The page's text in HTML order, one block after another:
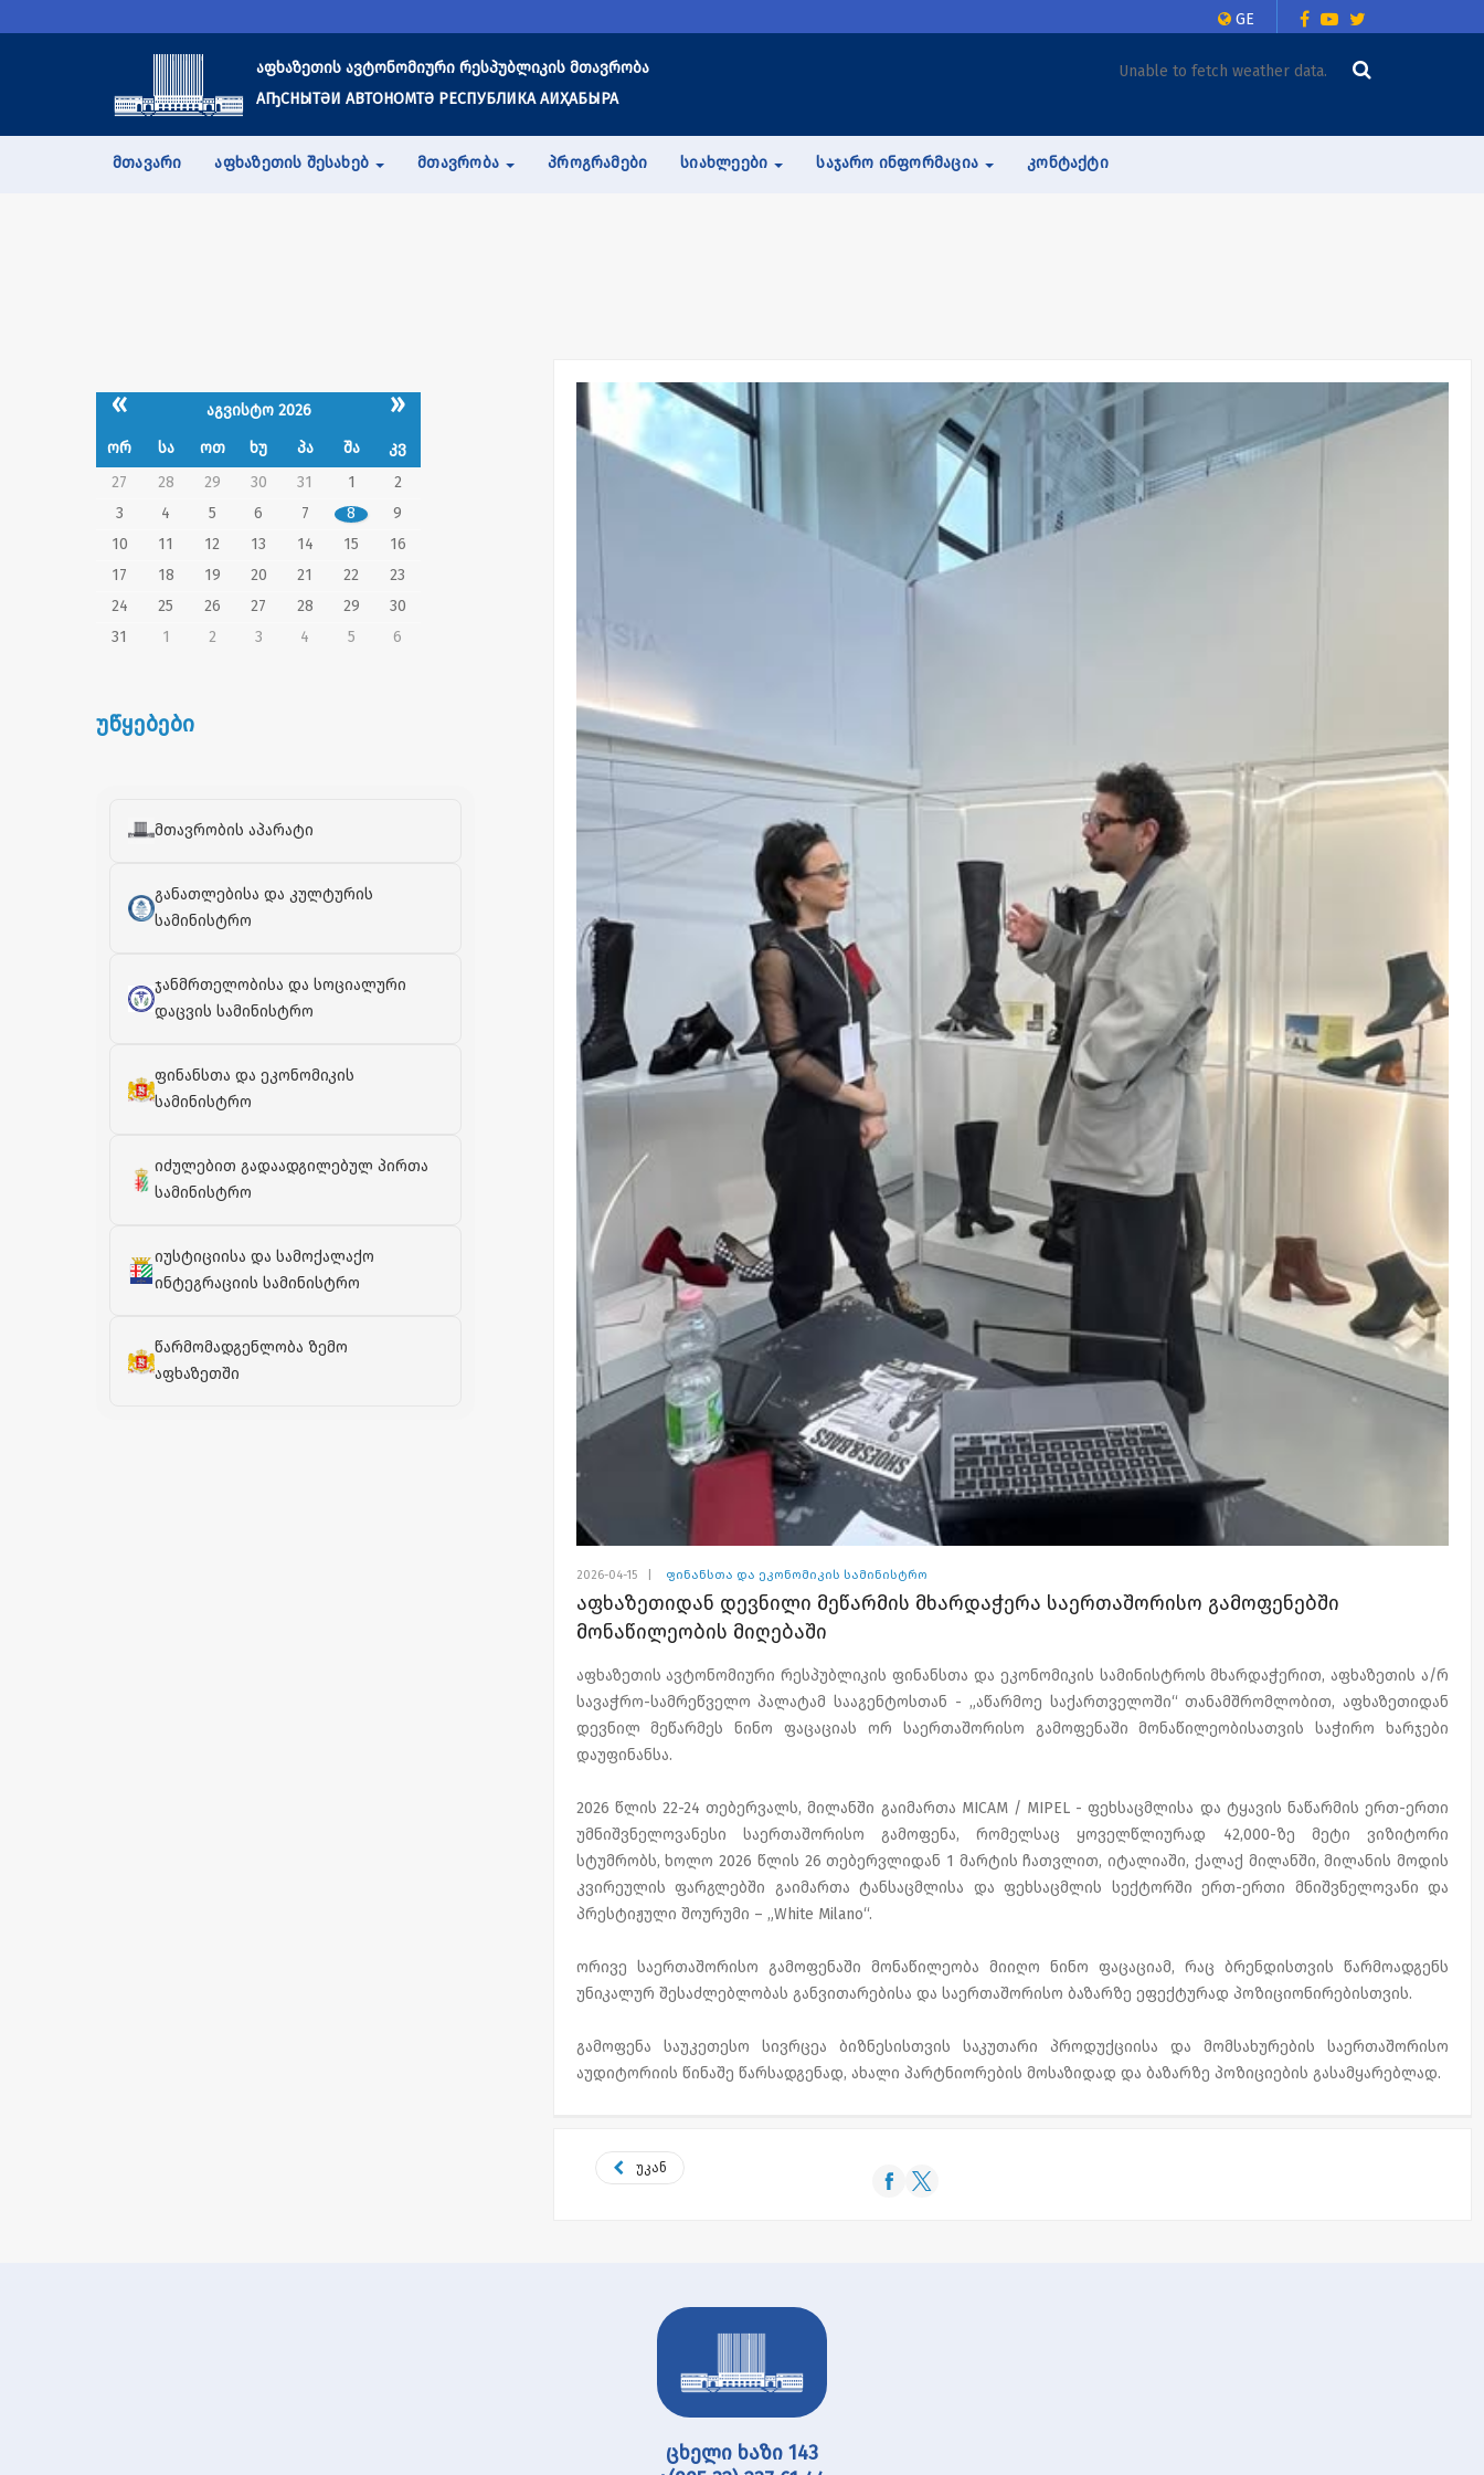
GE
აფხაზეთის ავტონომიური რესპუბლიკის მთავრობა
АҦСНЫТӘИ АВТОНОМТӘ РЕСПУБЛИКА АИҲАБЫРА
Unable to fetch weather data.
ᲛᲗᲐᲕᲐᲠᲘ ᲐᲤᲮᲐᲖᲔᲗᲘᲡ ᲨᲔᲡᲐᲮᲔᲑ ᲛᲗᲐᲕᲠᲝᲑᲐ ᲞᲠᲝᲒᲠᲐᲛᲔᲑᲘ ᲡᲘᲐᲮᲚᲔᲔᲑᲘ ᲡᲐᲯᲐᲠᲝ ᲘᲜᲤᲝᲠᲛᲐᲪᲘᲐ ᲙᲝᲜᲢᲐᲥᲢᲘ
« აგვისტო 2026 »
ორ სა ოთ ხუ პა შა
კვ
27
28 29 30 31 1
2
3
4 5 6 7 8
9
10
11 12 13 14 15
16
17
18 19 20 21 22
23
24
25 26 27 28 29
30
31
1 2 3 4 5 6
უწყებები
მთავრობის აპარატი
განათლებისა და კულტურის
სამინისტრო
ჯანმრთელობისა და სოციალური
დაცვის სამინისტრო
ფინანსთა და ეკონომიკის
სამინისტრო
იძულებით გადაადგილებულ პირთა
სამინისტრო
იუსტიციისა და სამოქალაქო
ინტეგრაციის სამინისტრო
წარმომადგენლობა ზემო
აფხაზეთში
2026-04-15| ფინანსთა და ეკონომიკის სამინისტრო
აფხაზეთიდან დევნილი მეწარმის მხარდაჭერა საერთაშორისო გამოფენებში
მონაწილეობის მიღებაში
აფხაზეთის ავტონომიური რესპუბლიკის ფინანსთა და ეკონომიკის სამინისტროს მხარდაჭერით, აფხაზეთის ა/რ
სავაჭრო-სამრეწველო პალატამ სააგენტოსთან - „აწარმოე საქართველოში“ თანამშრომლობით, აფხაზეთიდან
დევნილ მეწარმეს ნინო ფაცაციას ორ საერთაშორისო გამოფენაში მონაწილეობისათვის საჭირო ხარჯები
დაუფინანსა.
2026 წლის 22-24 თებერვალს, მილანში გაიმართა MICAM / MIPEL - ფეხსაცმლისა და ტყავის ნაწარმის ერთ-ერთი
უმნიშვნელოვანესი საერთაშორისო გამოფენა, რომელსაც ყოველწლიურად 42,000-ზე მეტი ვიზიტორი
სტუმრობს, ხოლო 2026 წლის 26 თებერვლიდან 1 მარტის ჩათვლით, იტალიაში, ქალაქ მილანში, მილანის მოდის
კვირეულის ფარგლებში გაიმართა ტანსაცმლისა და ფეხსაცმლის სექტორში ერთ-ერთი მნიშვნელოვანი და
პრესტიჟული შოურუმი – „White Milano“.
ორივე საერთაშორისო გამოფენაში მონაწილეობა მიიღო ნინო ფაცაციამ, რაც ბრენდისთვის წარმოადგენს
უნიკალურ შესაძლებლობას განვითარებისა და საერთაშორისო ბაზარზე ეფექტურად პოზიციონირებისთვის.
გამოფენა საუკეთესო სივრცეა ბიზნესისთვის საკუთარი პროდუქციისა და მომსახურების საერთაშორისო
აუდიტორიის წინაშე წარსადგენად, ახალი პარტნიორების მოსაზიდად და ბაზარზე პოზიციების გასამყარებლად.
უკან
ცხელი ხაზი 143